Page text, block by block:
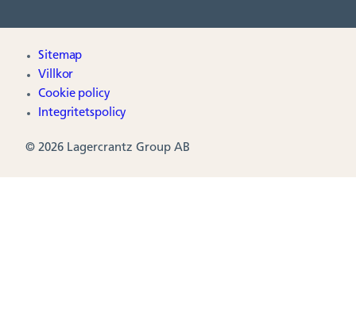
© 2026 Lagercrantz Group AB
Sitemap
Villkor
Cookie policy
Integritetspolicy